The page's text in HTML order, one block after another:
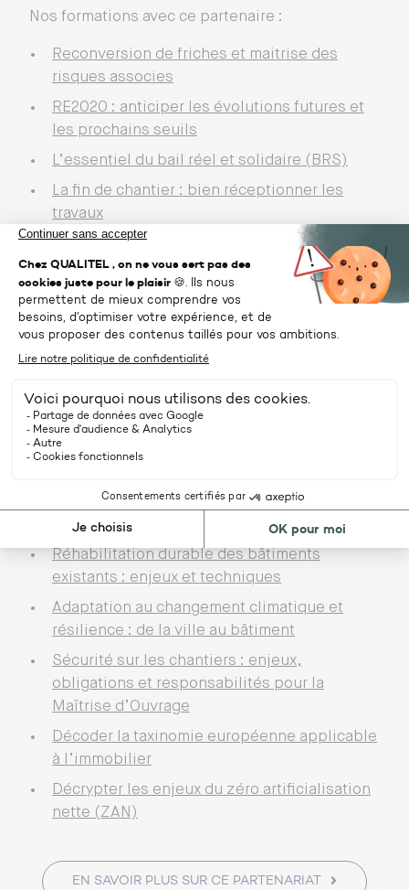
Nos formations avec ce partenaire :
Reconversion de friches et maitrise des
risques associes
RE2020 : anticiper les évolutions futures et
les prochains seuils
L’essentiel du bail réel et solidaire (BRS)
La fin de chantier : bien réceptionner les
travaux
Les essentiels de la géothermie pour les
Maitres d’ouvrage
Intégrer le réemploi dans les opérations de
construction, déconstruction et réhabilitation
et de rénovation
Programmer et suivre un projet de
construction avec des matériaux et produits
Programmer et suivre un projet de
construction modulaire – hors site
Réhabilitation durable des bâtiments
existants : enjeux et techniques
Adaptation au changement climatique et
résilience : de la ville au bâtiment
Sécurité sur les chantiers : enjeux,
obligations et responsabilités pour la
Maîtrise d’Ouvrage
Décoder la taxinomie européenne applicable
à l’immobilier
Décrypter les enjeux du zéro artificialisation
nette (ZAN)
EN SAVOIR PLUS SUR CE PARTENARIAT